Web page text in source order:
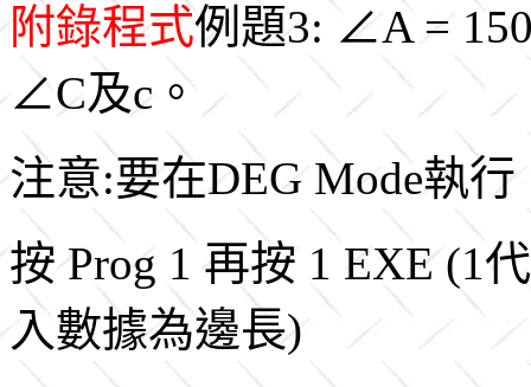
附錄程式例題3: ∠A =
∠C及c。
注意:要在DEG Mode執行
按 Prog 1 再按 1 EXE (1
入數據為邊長)